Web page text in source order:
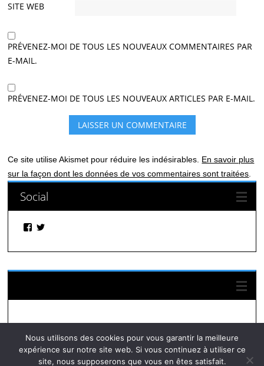
SITE WEB
PRÉVENEZ-MOI DE TOUS LES NOUVEAUX COMMENTAIRES PAR
E-MAIL.
PRÉVENEZ-MOI DE TOUS LES NOUVEAUX ARTICLES PAR E-MAIL.
Ce site utilise Akismet pour réduire les indésirables. En savoir plus
sur la façon dont les données de vos commentaires sont traitées.
Social
Facebook
Nous utilisons des cookies pour vous garantir la meilleure
expérience sur notre site web. Si vous continuez à utiliser ce
site, nous supposerons que vous en êtes satisfait.